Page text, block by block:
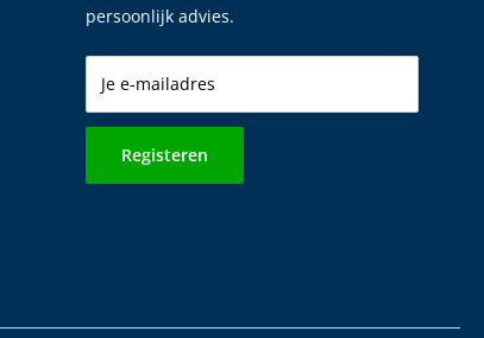
persoonlijk advies.
Je e-mailadres
Registeren